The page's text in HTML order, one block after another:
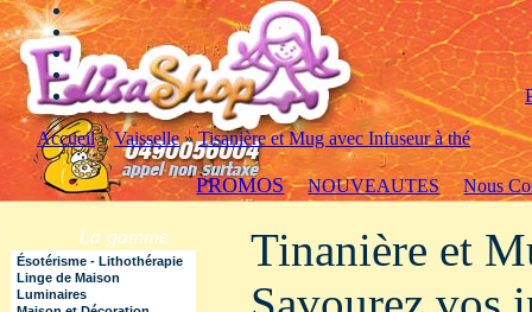
Accueil»Vaisselle»Tisanière et Mug avec Infuseur à thé
PROMOS NOUVEAUTES Nous
La gamme
Ésotérisme - Lithothérapie
Linge de Maison
Luminaires
Tinanière et